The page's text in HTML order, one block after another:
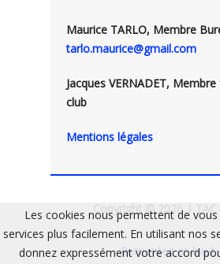
Maurice TARLO, Membre
tarlo.maurice@gmail.com
Jacques VERNADET,
club
Mentions légales
Copyright © 2026 | TAC
Remontez en haut
Les cookies nous permettent de
services plus facilement. En utilisant nos
donnez expressément votre accord